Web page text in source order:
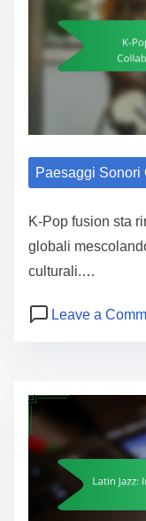
Paesaggi Sonori
K-Pop fusion sta
globali
culturali.…
Leave a
Post read time